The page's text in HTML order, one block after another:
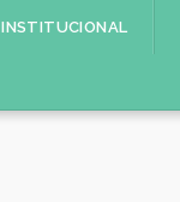
INSTITUCIONAL